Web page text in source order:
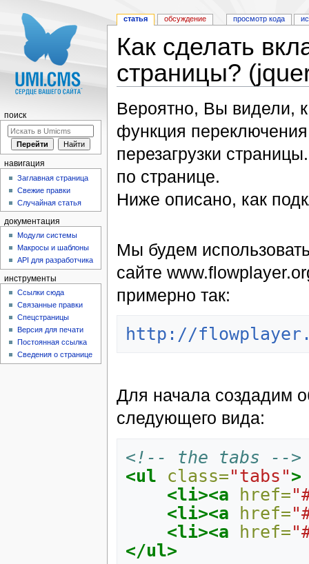
Как сделать
страницы?
Вероятно, Вы видели,
функция
перезагрузки
по странице.
Ниже описано, как
Мы будем
сайте
примерно так:
http://
Для начала создадим
следующего вида:
<!-- the tabs -->
<ul
class="tabs">
<li><a
href=
<li><a
href=
<li><a
href=
</ul>
статья обсуждение просмотр кода
поиск
навигация
Заглавная страница
Свежие правки
Случайная статья
документация
Модули системы
Макросы и шаблоны
API для разработчика
инструменты
Ссылки сюда
Связанные правки
Спецстраницы
Версия для печати
Постоянная ссылка
Сведения о странице